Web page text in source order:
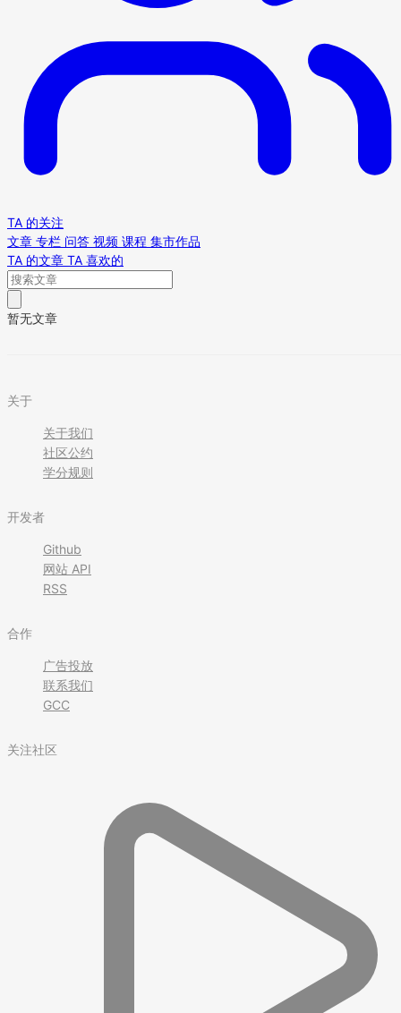
TA 的关注
文章 专栏 问答 视频 课程 集市作品
TA 的文章 TA 喜欢的
暂无文章
关于
关于我们
社区公约
学分规则
开发者
Github
网站 API
RSS
合作
广告投放
联系我们
GCC
关注社区